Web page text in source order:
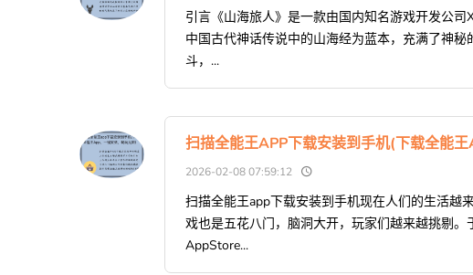
引言《山海旅人》是一款由国内知名游戏开发公
中国古代神话传说中的山海经为蓝本，充满了神
斗，...
扫描全能王APP下载安装到手机(下载全能
2026-02-08 07:59:12
扫描全能王app下载安装到手机现在人们的生活越
戏也是五花八门，脑洞大开，玩家们越来越挑剔
AppStore...